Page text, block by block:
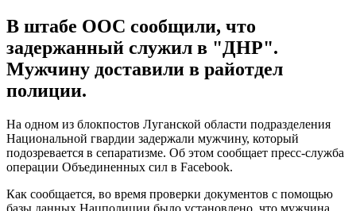
В штабе ООС сообщили, что
задержанный служил в "ДНР".
Мужчину доставили в райотдел
полиции.
На одном из блокпостов Луганской области подразделения
Национальной гвардии задержали мужчину, который
подозревается в сепаратизме. Об этом сообщает пресс-служба
операции Объединенных сил в Facebook.
Как сообщается, во время проверки документов с помощью
базы данных Нацполиции было установлено, что мужчина